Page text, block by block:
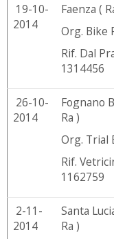
19-10-
2014
Faenza (
Org. Bike
Rif. Dal
1314456
26-10-
2014
Fognano
Ra )
Org. Trial
Rif.
1162759
2-11-
2014
Santa
Ra )